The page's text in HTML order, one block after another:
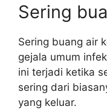
Sering
Sering buang air
gejala umum
ini terjadi ketika
sering dari
yang keluar.